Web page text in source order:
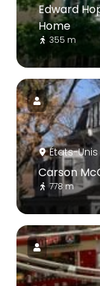
Edward
Home
355 m
États-
Carson
778 m